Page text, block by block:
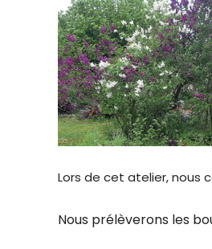
Lors de cet atelier, nous
Nous prélèverons les